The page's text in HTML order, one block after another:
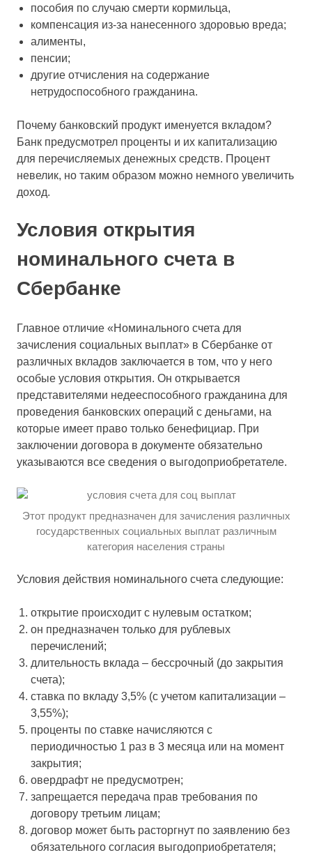
пособия по случаю смерти кормильца,
компенсация из-за нанесенного здоровью вреда;
алименты,
пенсии;
другие отчисления на содержание
нетрудоспособного гражданина.
Почему банковский продукт именуется вкладом?
Банк предусмотрел проценты и их капитализацию
для перечисляемых денежных средств. Процент
невелик, но таким образом можно немного увеличить
доход.
Условия открытия
номинального счета в
Сбербанке
Главное отличие «Номинального счета для
зачисления социальных выплат» в Сбербанке от
различных вкладов заключается в том, что у него
особые условия открытия. Он открывается
представителями недееспособного гражданина для
проведения банковских операций с деньгами, на
которые имеет право только бенефициар. При
заключении договора в документе обязательно
указываются все сведения о выгодоприобретателе.
Этот продукт предназначен для зачисления различных
государственных социальных выплат различным
категория населения страны
Условия действия номинального счета следующие:
открытие происходит с нулевым остатком;
он предназначен только для рублевых
перечислений;
длительность вклада – бессрочный (до закрытия
счета);
ставка по вкладу 3,5% (с учетом капитализации –
3,55%);
проценты по ставке начисляются с
периодичностью 1 раз в 3 месяца или на момент
закрытия;
овердрафт не предусмотрен;
запрещается передача прав требования по
договору третьим лицам;
договор может быть расторгнут по заявлению без
обязательного согласия выгодоприобретателя;